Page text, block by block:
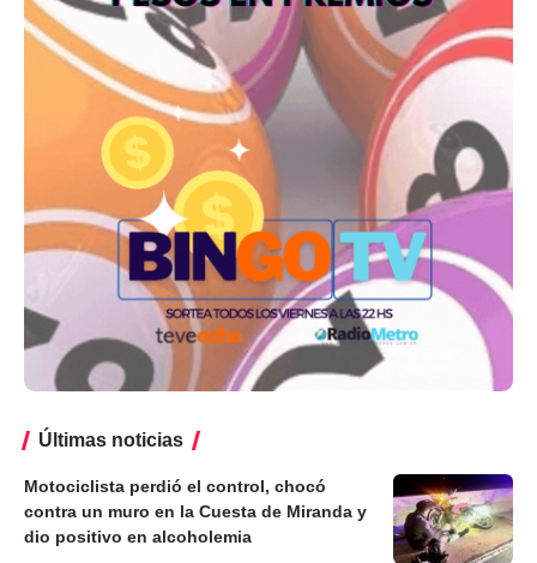
Últimas noticias
Motociclista perdió el control, chocó
contra un muro en la Cuesta de Miranda y
dio positivo en alcoholemia